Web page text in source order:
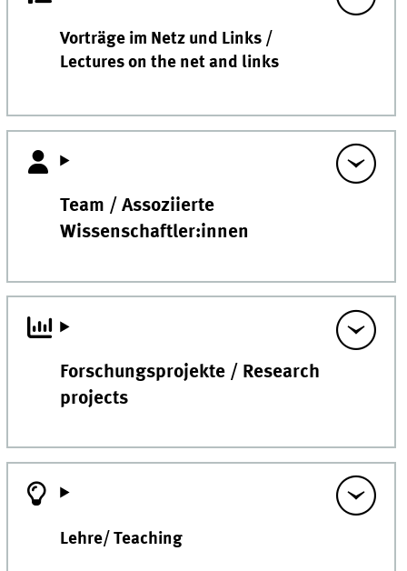
Vorträge im Netz und Links /
Lectures on the net and links
Team / Assoziierte
Wissenschaftler:innen
Forschungsprojekte / Research
projects
Lehre/ Teaching